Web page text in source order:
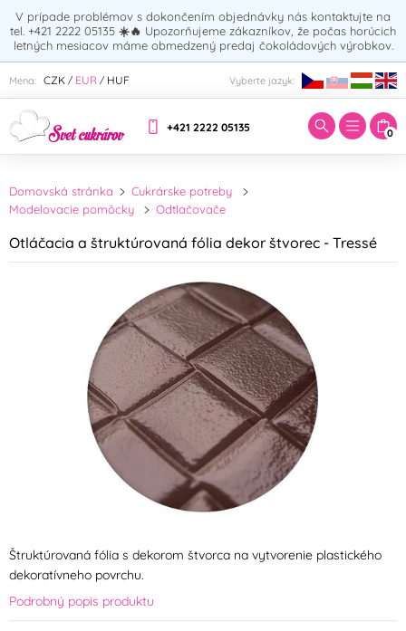
V prípade problémov s dokončením objednávky nás kontaktujte na
tel. +421 2222 05135 ☀️🔥 Upozorňujeme zákazníkov, že počas horúcich
letných mesiacov máme obmedzený predaj čokoládových výrobkov.
Mena: CZK / EUR / HUF Vyberte jazyk:
+421 2222 05135 0
Zadajte hľadaný výraz:
Domovská stránka
Cukrárske potreby
Modelovacie pomôcky
Odtlačovače
Otláčacia a štruktúrovaná fólia dekor štvorec - Tressé
Štruktúrovaná fólia s dekorom štvorca na vytvorenie plastického
dekoratívneho povrchu.
Podrobný popis produktu